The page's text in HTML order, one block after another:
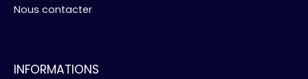
Nous contacter
INFORMATIONS